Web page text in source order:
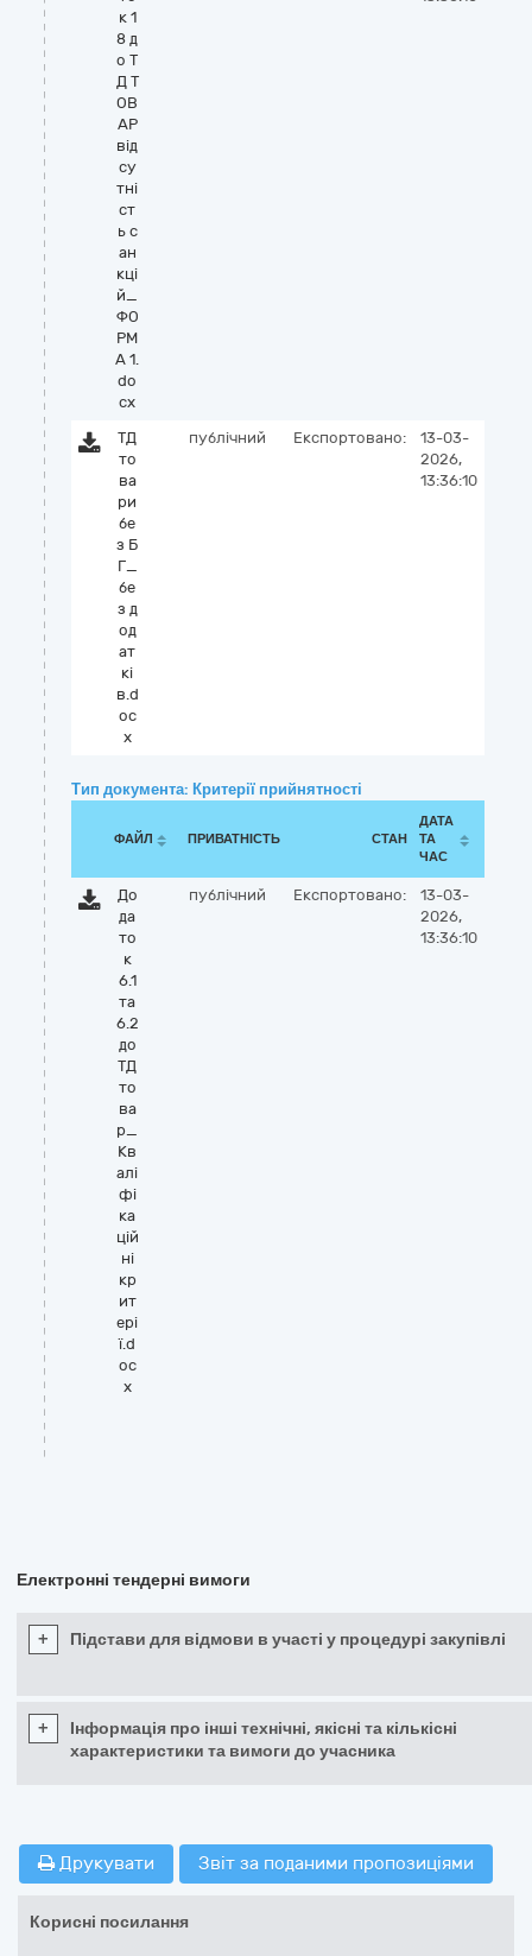
к 1
8 д
о Т
Д Т
ОВ
АР
від
су
тні
ст
ь с
ан
кці
й_
ФО
РМ
А 1.
do
cx
ТД
то
ва
ри
бе
з Б
Г_
бе
з д
од
ат
кі
в.d
oc
x
публічний Експортовано:
13-03-
2026,
13:36:10
Тип документа: Критерії прийнятності
ФАЙЛ ПРИВАТНІСТЬ СТАН
ДАТА
ТА
ЧАС
До
да
то
к
6.1
та
6.2
до
ТД
то
ва
р_
Кв
алі
фі
ка
цій
ні
кр
ит
ері
ї.d
oc
x
публічний Експортовано:
13-03-
2026,
13:36:10
Електронні тендерні вимоги
+ Підстави для відмови в участі у процедурі закупівлі
+
Інформація про інші технічні, якісні та кількісні
характеристики та вимоги до учасника
Друкувати Звіт за поданими пропозиціями
Корисні посилання